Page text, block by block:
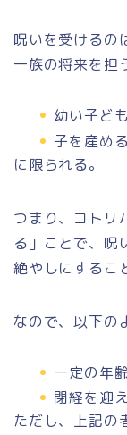
呪いを受けるの
一族の将来を担
幼い子ども
子を産め
に限られる。
つまり、コトリ
る」ことで、呪
絶やしにするこ
なので、以下の
一定の年
閉経を迎
ただし、上記の